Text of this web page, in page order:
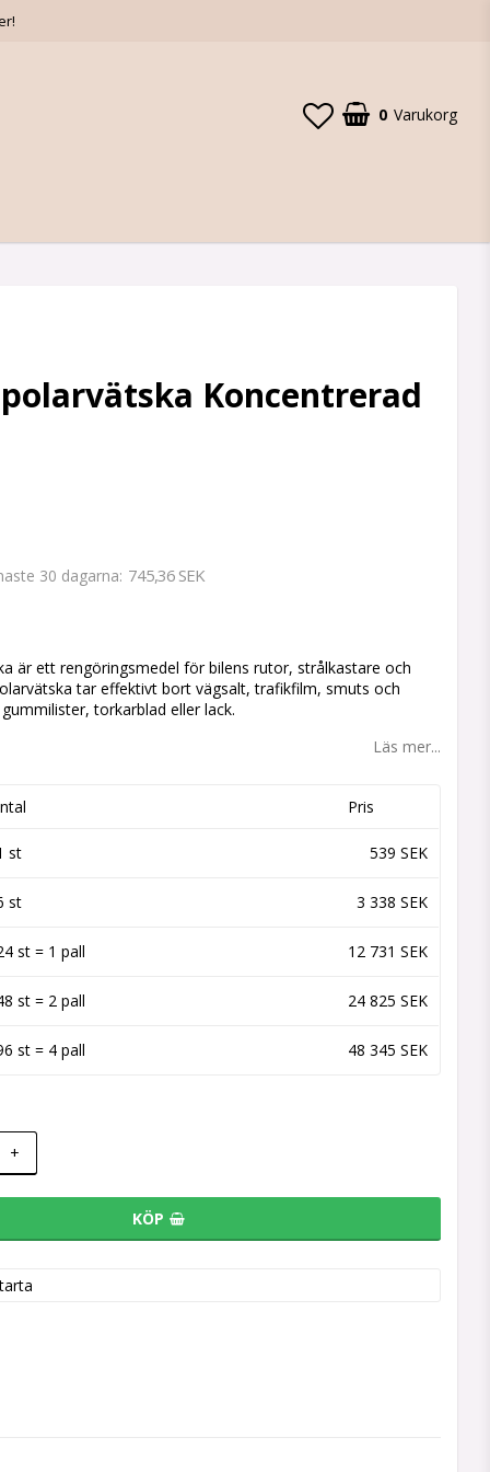
0 Varukorg
Koncentrerad
30 dagarna 745,36 SEK
är ett rengöringsmedel för bilens rutor, strålkastare och
tar effektivt bort vägsalt, trafikfilm, smuts och
torkarblad eller lack.
Läs mer...
Pris
st 539 SEK
st 3 338 SEK
st = 1 pall 12 731 SEK
st = 2 pall 24 825 SEK
st = 4 pall 48 345 SEK
+
KÖP